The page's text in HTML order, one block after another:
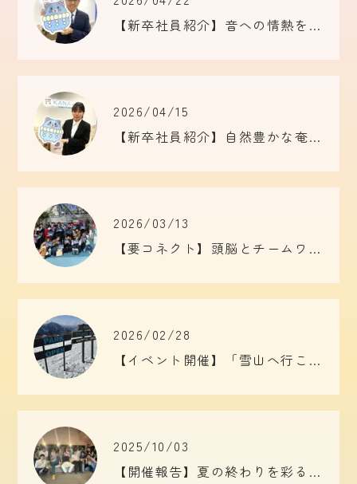
【新卒社員紹介】音への情熱をプログラミングに！お菓子作りも得意な「まきまき」！
2026/04/15
【新卒社員紹介】自然豊かな奄美大島から上京！「Friend of Dreamers」に惹かれたクリエイティブ×ITの「やっちゃん」！
2026/03/13
【要コネクト】頭脳とチームワークの祭典！脱出ゲーム開催！！
2026/02/28
【イベント開催】「雪山へ行こう2026」in 竜王スキーパーク
2025/10/03
【開催報告】夏の終わりを彩る！CSO主催「納涼イベント」で育むチームの絆